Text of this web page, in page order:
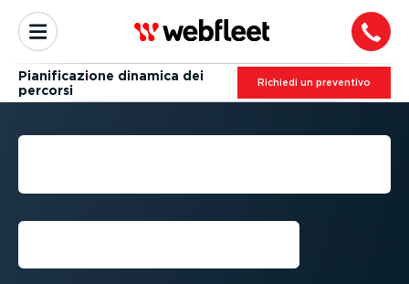
Piani­fi­ca­zione dinamica dei
percorsi
Richiedi un preventivo
PIANI­FI­CA­ZIONE DINAMICA